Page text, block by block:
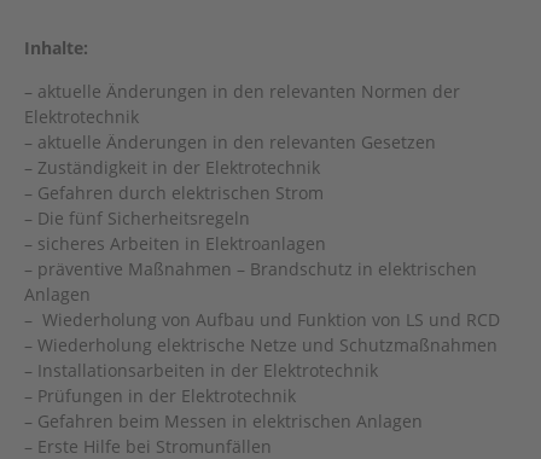
Inhalte:
– aktuelle Änderungen in den relevanten Normen der
Elektrotechnik
– aktuelle Änderungen in den relevanten Gesetzen
– Zuständigkeit in der Elektrotechnik
– Gefahren durch elektrischen Strom
– Die fünf Sicherheitsregeln
– sicheres Arbeiten in Elektroanlagen
– präventive Maßnahmen – Brandschutz in elektrischen
Anlagen
– Wiederholung von Aufbau und Funktion von LS und RCD
– Wiederholung elektrische Netze und Schutzmaßnahmen
– Installationsarbeiten in der Elektrotechnik
– Prüfungen in der Elektrotechnik
– Gefahren beim Messen in elektrischen Anlagen
– Erste Hilfe bei Stromunfällen